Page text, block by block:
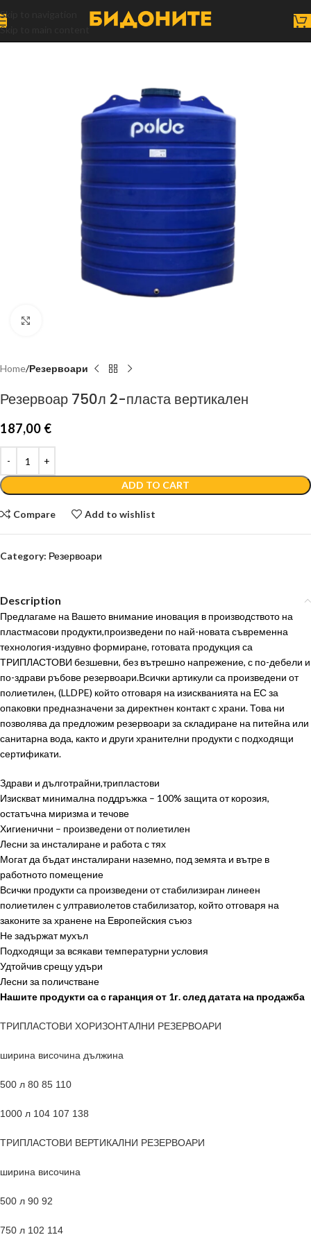
Skip to navigation
Skip to main content
Home Резервоари
Резервоар 750л 2-пласта вертикален
187,00 €
ADD TO CART
Compare Add to wishlist
Category: Резервоари
Description
Предлагаме на Вашето внимание иновация в производството на
пластмасови продукти,произведени по най-новата съвременна
технология-издувно формиране, готовата продукция са
ТРИПЛАСТОВИ безшевни, без вътрешно напрежение, с по-дебели и
по-здрави ръбове резервоари.Всички артикули са произведени от
полиетилен, (LLDPE) който отговаря на изискванията на ЕС за
опаковки предназначени за директнен контакт с храни. Това ни
позволява да предложим резервоари за складиране на питейна или
санитарна вода, както и други хранителни продукти с подходящи
сертификати.
Здрави и дълготрайни,трипластови
Изискват минимална поддръжка – 100% защита от корозия,
остатъчна миризма и течове
Хигиенични – произведени от полиетилен
Лесни за инсталиране и работа с тях
Могат да бъдат инсталирани наземно, под земята и вътре в
работното помещение
Всички продукти са произведени от стабилизиран линеен
полиетилен с ултравиолетов стабилизатор, който отговаря на
законите за хранене на Европейския съюз
Не задържат мухъл
Подходящи за всякави температурни условия
Удтойчив срещу удъри
Лесни за поличстване
Нашите продукти са с гаранция от 1г. след датата на продажба
ТРИПЛАСТОВИ ХОРИЗОНТАЛНИ РЕЗЕРВОАРИ
ширина височина дължина
500 л 80 85 110
1000 л 104 107 138
ТРИПЛАСТОВИ ВЕРТИКАЛНИ РЕЗЕРВОАРИ
ширина височина
500 л 90 92
750 л 102 114